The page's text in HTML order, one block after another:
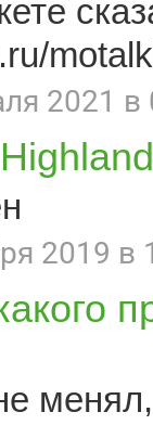
2021 в
2019 в